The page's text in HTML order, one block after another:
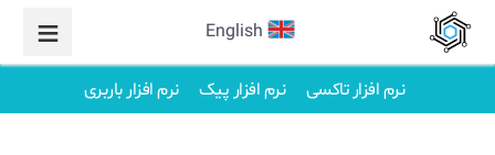
English
نرم افزار تاکسی نرم افزار پیک نرم افزار باربری